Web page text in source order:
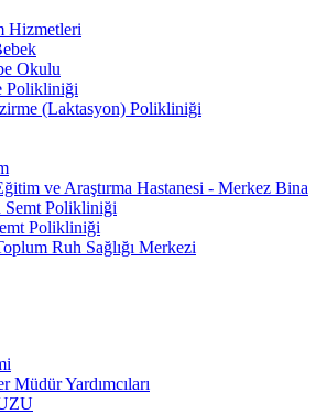
Hizmetleri
Okulu
Polikliniği
(Laktasyon) Polikliniği
ve Araştırma Hastanesi - Merkez Bina
Semt Polikliniği
Polikliniği
Ruh Sağlığı Merkezi
Müdür Yardımcıları